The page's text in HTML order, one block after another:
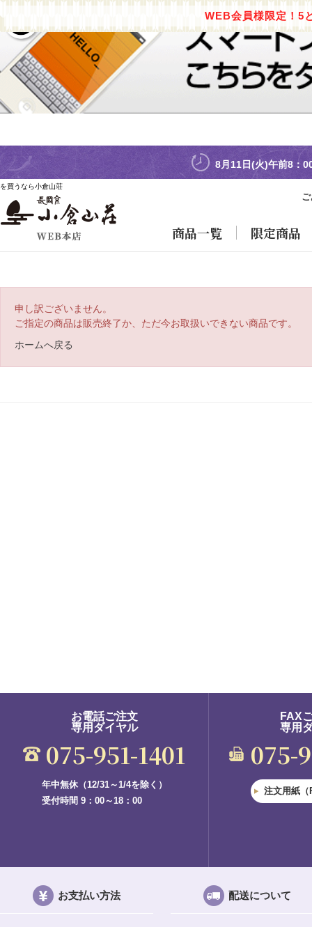
WEB会員様限定！5
を買うなら小倉山荘
8月11日(火)午前8：
商品一覧 限定商品
申し訳ございません。
ご指定の商品は販売終了か、ただ今お取扱いできない商品です。
ホームへ戻る
お電話ご注文
専用ダイヤル
075-951-1401
年中無休（12/31～1/4を除く）
受付時間 9：00～18：00
FAX
専用
075-
注文用紙（
お支払い方法 配送について